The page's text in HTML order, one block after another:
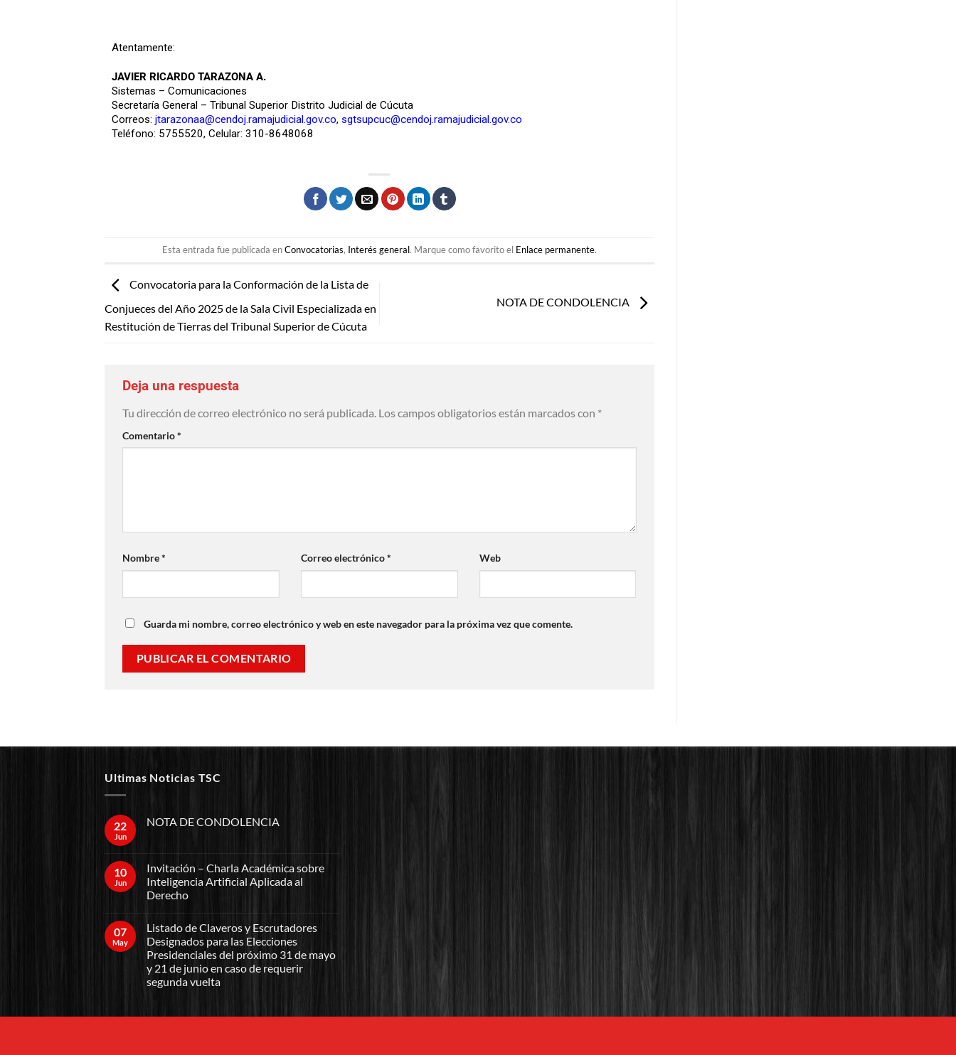
Atentamente:
JAVIER RICARDO TARAZONA A.
Sistemas – Comunicaciones
Secretaría General – Tribunal Superior Distrito Judicial de Cúcuta
Correos: jtarazonaa@cendoj.ramajudicial.gov.co, sgtsupcuc@cendoj.ramajudicial.gov.co
Teléfono: 5755520, Celular: 310-8648068
Esta entrada fue publicada enConvocatorias, Interés general. Marque como favorito el Enlace permanente.
Convocatoria para la Conformación de la Lista de
Conjueces del Año 2025 de la Sala Civil Especializada en
Restitución de Tierras del Tribunal Superior de Cúcuta
NOTA DE CONDOLENCIA
Deja una respuesta
Tu dirección de correo electrónico no será publicada. Los campos obligatorios están marcados con *
Comentario*
Nombre* Correo electrónico* Web
Guarda mi nombre, correo electrónico y web en este navegador para la próxima vez que comente.
Ultimas Noticias TSC
22
Jun
NOTA DE CONDOLENCIA
10
Jun
Invitación – Charla Académica sobre
Inteligencia Artificial Aplicada al
Derecho
07
May
Listado de Claveros y Escrutadores
Designados para las Elecciones
Presidenciales del próximo 31 de mayo
y 21 de junio en caso de requerir
segunda vuelta